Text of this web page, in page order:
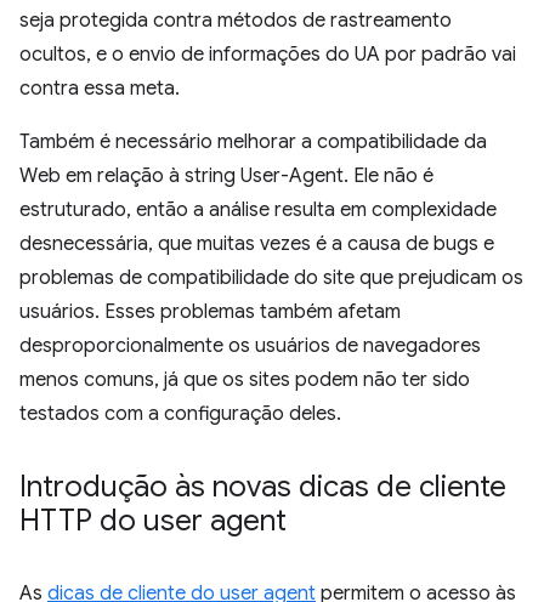
seja protegida contra métodos de rastreamento
ocultos, e o envio de informações do UA por padrão vai
contra essa meta.
Também é necessário melhorar a compatibilidade da
Web em relação à string User-Agent. Ele não é
estruturado, então a análise resulta em complexidade
desnecessária, que muitas vezes é a causa de bugs e
problemas de compatibilidade do site que prejudicam os
usuários. Esses problemas também afetam
desproporcionalmente os usuários de navegadores
menos comuns, já que os sites podem não ter sido
testados com a configuração deles.
Introdução às novas dicas de cliente
HTTP do user agent
As dicas de cliente do user agent permitem o acesso às